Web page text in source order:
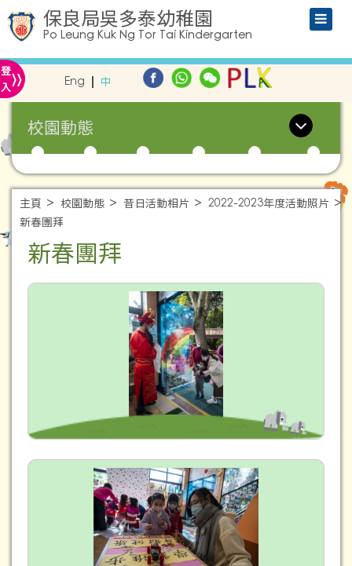
保良局吳多泰幼稚園
Po Leung Kuk Ng Tor Tai Kindergarten
登
入» Eng 中
校園動態
主頁 校園動態 昔日活動相片
2022-2023年度活動照片
新春團拜
新春團拜